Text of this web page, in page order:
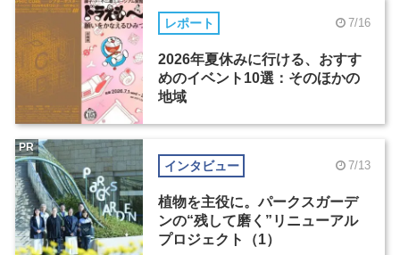
レポート 7/16
2026年夏休みに行ける、おすす
めのイベント10選：そのほかの
地域
インタビュー 7/13
植物を主役に。パークスガーデ
ンの“残して磨く”リニューアル
プロジェクト（1）
PR